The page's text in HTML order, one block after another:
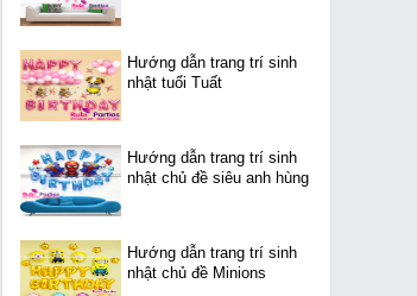
Hướng dẫn trang trí sinh
nhật tuổi Tuất
Hướng dẫn trang trí sinh
nhật chủ đề siêu anh hùng
Hướng dẫn trang trí sinh
nhật chủ đề Minions